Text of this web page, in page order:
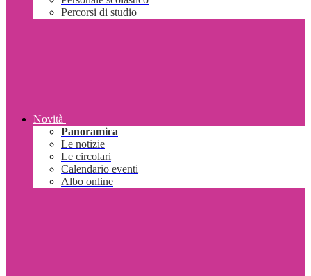
Percorsi di studio
Novità
Panoramica
Le notizie
Le circolari
Calendario eventi
Albo online